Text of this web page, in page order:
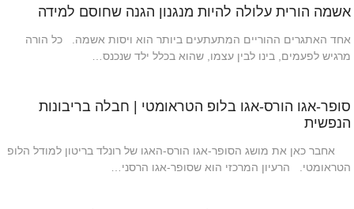
אשמה הורית עלולה להיות מנגנון הגנה שחוסם למידה
אחד האתגרים ההוריים המתעתעים ביותר הוא ויסות אשמה. כל הורה
מרגיש לפעמים, בינו לבין עצמו, שהוא בכלל ילד שנכנס…
סופר-אגו הורס-אגו בלופ הטראומטי | חבלה בריבונות
הנפשית
אחבר כאן את מושג הסופר-אגו הורס-האגו של רונלד בריטון למודל הלופ
הטראומטי. הרעיון המרכזי הוא שסופר-אגו הרסני…